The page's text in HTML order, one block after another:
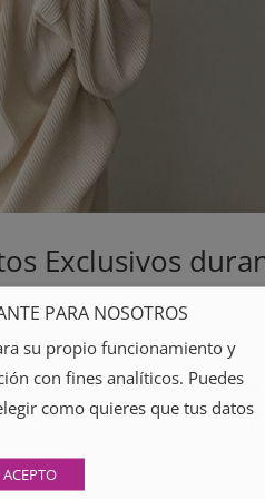
Exclusivos
anual por 39€, y disfruta
en el sorteo de un viaje
PARA NOSOTROS
su propio funcionamiento y
con fines analíticos. Puedes
como quieres que tus datos
ACEPTO